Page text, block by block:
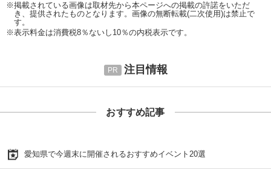
※掲載されている画像は取材先から本ページへの掲載の許諾をいただ
き、提供されたものとなります。画像の無断転載(二次使用)は禁止で
す。
※表示料金は消費税8％ないし10％の内税表示です。
注目情報
おすすめ記事
愛知県で今週末に開催されるおすすめイベント20選